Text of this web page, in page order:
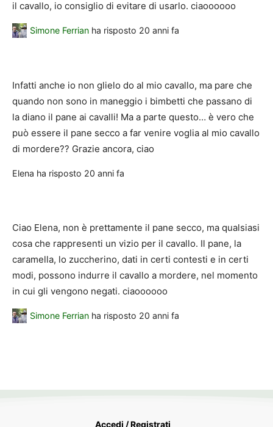
il cavallo, io consiglio di evitare di usarlo. ciaoooooo
Simone Ferrian ha risposto 20 anni fa
Infatti anche io non glielo do al mio cavallo, ma pare che
quando non sono in maneggio i bimbetti che passano di
la diano il pane ai cavalli! Ma a parte questo… è vero che
può essere il pane secco a far venire voglia al mio cavallo
di mordere?? Grazie ancora, ciao
Elena ha risposto 20 anni fa
Ciao Elena, non è prettamente il pane secco, ma qualsiasi
cosa che rappresenti un vizio per il cavallo. Il pane, la
caramella, lo zuccherino, dati in certi contesti e in certi
modi, possono indurre il cavallo a mordere, nel momento
in cui gli vengono negati. ciaoooooo
Simone Ferrian ha risposto 20 anni fa
Accedi / Registrati